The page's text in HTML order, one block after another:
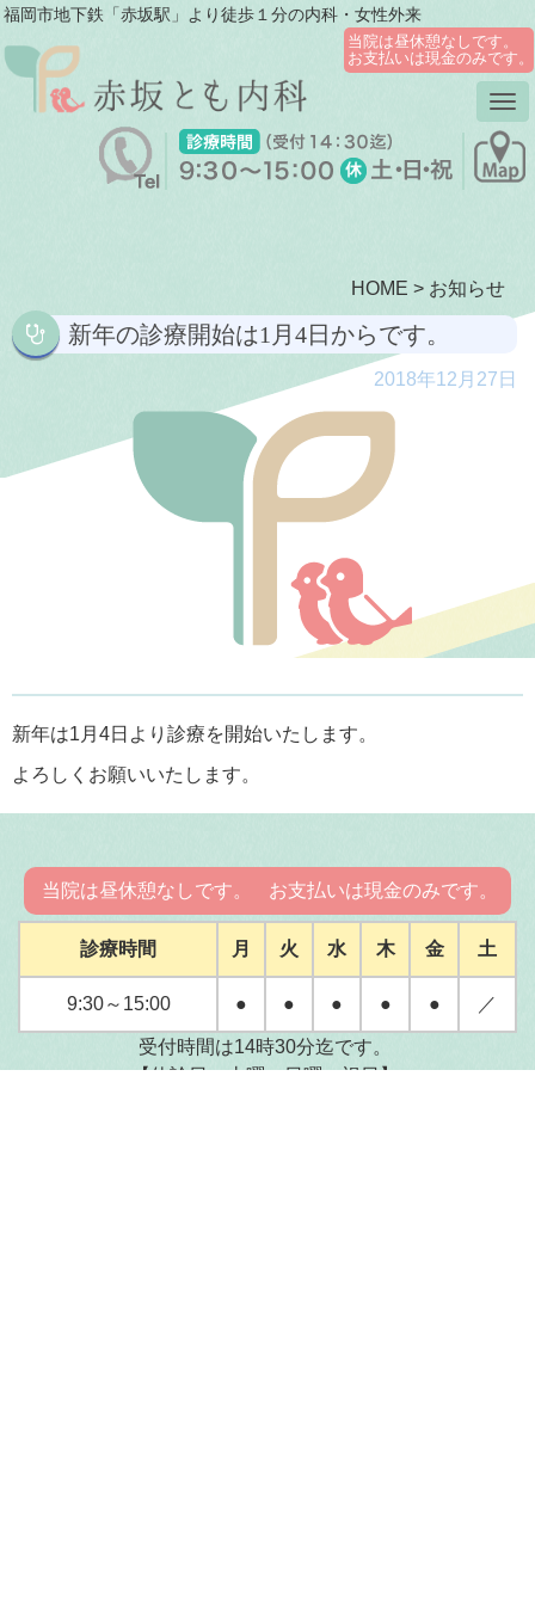
福岡市地下鉄「赤坂駅」より徒歩１分の内科・女性外来
当院は昼休憩なしです。
お支払いは現金のみです。
HOME > お知らせ
新年の診療開始は1月4日からです。
2018年12月27日
新年は1月4日より診療を開始いたします。
よろしくお願いいたします。
当院は昼休憩なしです。 お支払いは現金のみです。
診療時間 月 火 水 木 金 土
9:30～15:00 ● ● ● ● ● ／
受付時間は14時30分迄です。
【休診日：土曜・日曜・祝日】